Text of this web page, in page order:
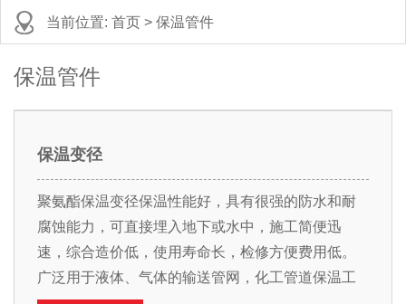
当前位置: 首页 > 保温管件
保温管件
保温变径
聚氨酯保温变径保温性能好，具有很强的防水和耐
腐蚀能力，可直接埋入地下或水中，施工简便迅
速，综合造价低，使用寿命长，检修方便费用低。
广泛用于液体、气体的输送管网，化工管道保温工